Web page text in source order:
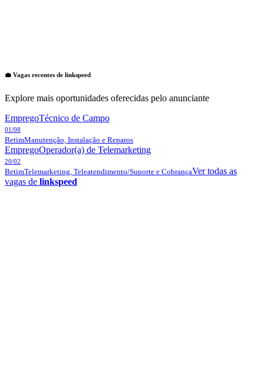
💼 Vagas recentes de linkspeed
Explore mais oportunidades oferecidas pelo anunciante
EmpregoTécnico de Campo
01/08
BetimManutenção, Instalação e Reparos
EmpregoOperador(a) de Telemarketing
20/02
BetimTelemarketing, Teleatendimento/Suporte e CobrançaVer todas as
vagas de linkspeed